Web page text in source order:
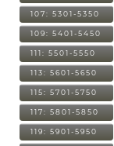
107: 5301-5350
109: 5401-5450
111: 5501-5550
113: 5601-5650
115: 5701-5750
117: 5801-5850
119: 5901-5950